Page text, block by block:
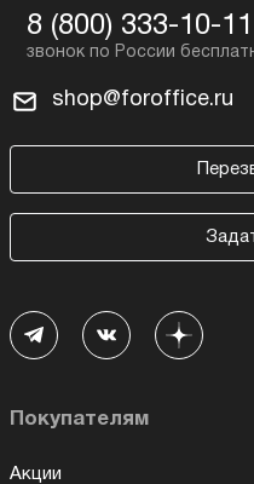
8 (800) 333-10-11
shop@foroffice.ru
Покупателям
Акции